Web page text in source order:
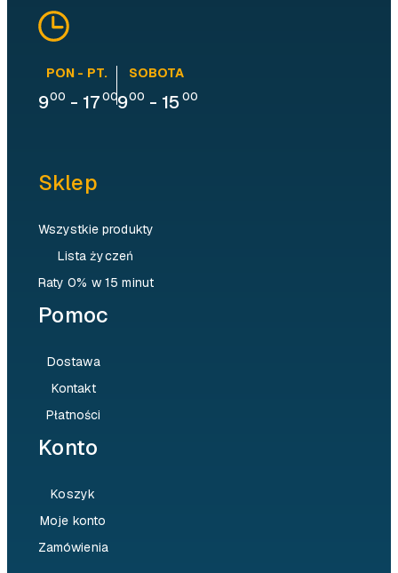
PON - PT.
900 - 17 00
SOBOTA
900 - 15 00
Sklep
Wszystkie produkty
Lista życzeń
Raty 0% w 15 minut
Pomoc
Dostawa
Kontakt
Płatności
Konto
Koszyk
Moje konto
Zamówienia